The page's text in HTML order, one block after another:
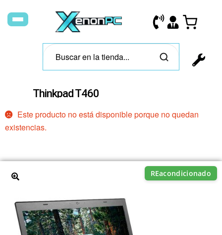
Thinkpad T460
Este producto no está disponible porque no quedan
existencias.
REacondicionado